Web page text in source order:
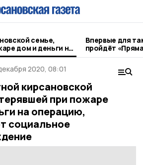
семье,
дом и деньги на
социальное
Впервые для
пройдёт
2020, 08:01
кирсановской
при пожаре
на операцию,
социальное